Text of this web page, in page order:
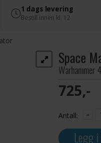
1 dags levering
Bestill innen kl. 12
Space
Warhammer
725,-
Antall: -
Legg